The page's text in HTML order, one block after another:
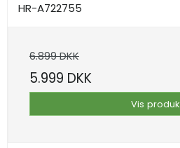
HR-A722755
6.899 DKK
5.999 DKK
Vis